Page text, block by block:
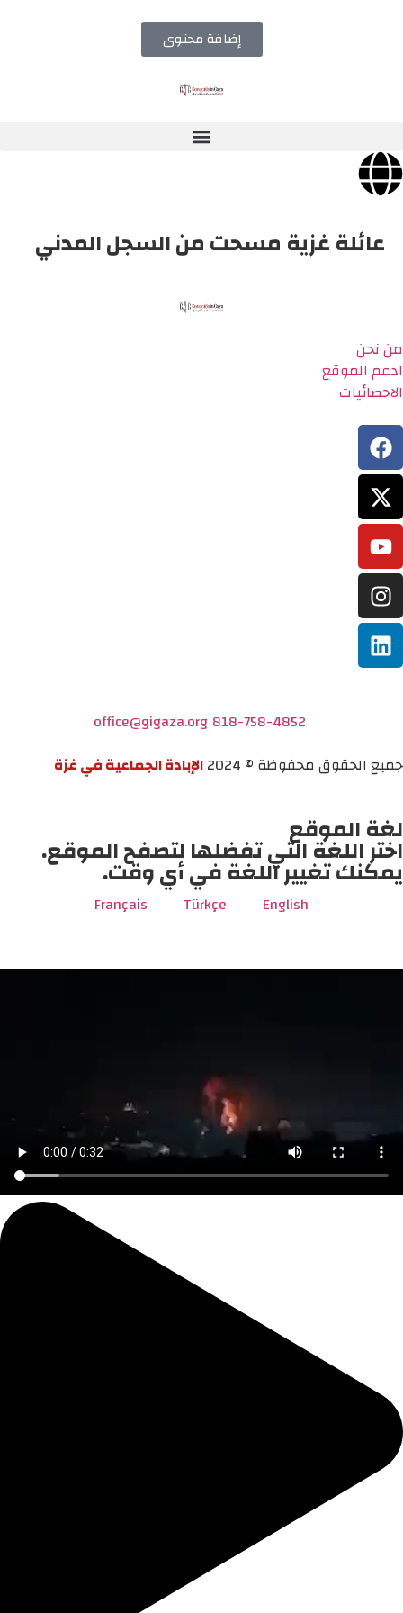
إضافة محتوى
عائلة غزية مسحت من السجل المدني
من نحن
ادعم الموقع
الاحصائيات
818-758-4852
office@gigaza.org
جميع الحقوق محفوظة © 2024
الإبادة الجماعية في غزة
لغة الموقع
اختر اللغة التي تفضلها لتصفح الموقع.
يمكنك تغيير اللغة في أي وقت.
English
Türkçe
Français